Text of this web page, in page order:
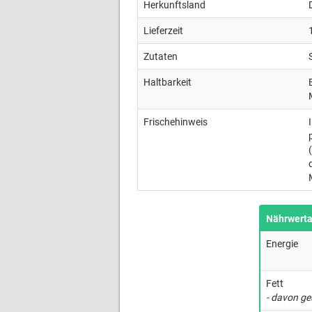
Herkunftsland
Lieferzeit
Zutaten
Haltbarkeit
Frischehinweis
Energie
Fett
- davon